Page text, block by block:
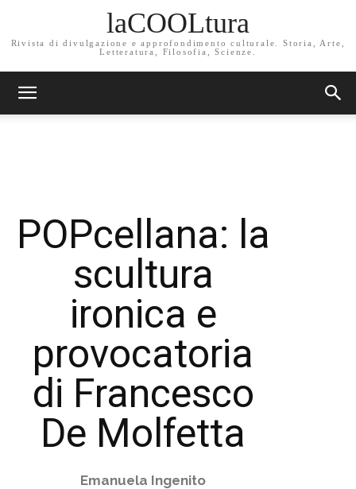
laCOOLtura
Rivista di divulgazione e approfondimento culturale. Storia, Arte,
Letteratura, Filosofia, Scienze.
POPcellana: la
scultura
ironica e
provocatoria
di Francesco
De Molfetta
Emanuela Ingenito